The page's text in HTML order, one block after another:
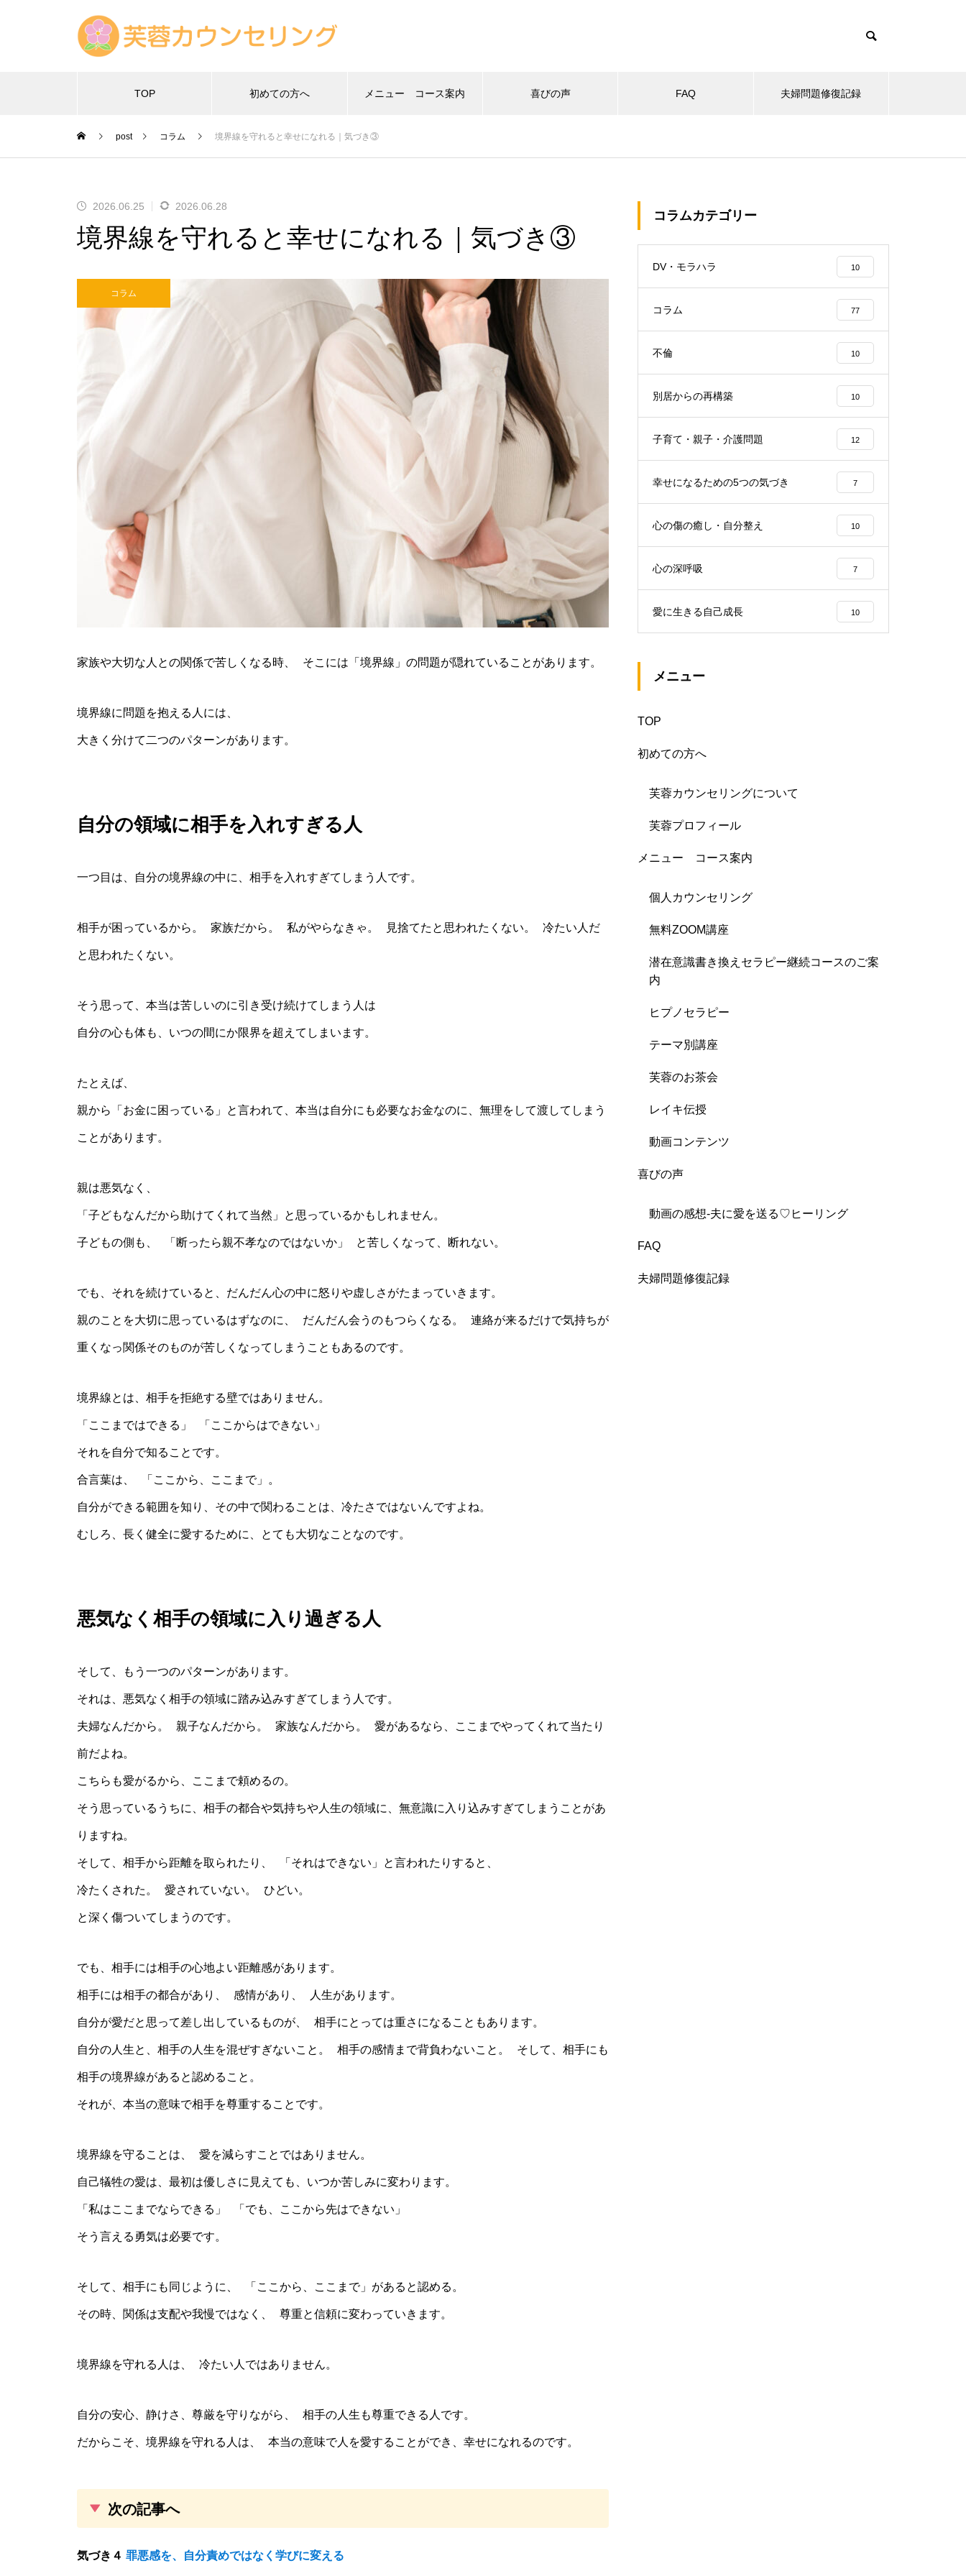
TOP 初めての方へ メニュー コース案内 喜びの声 FAQ 夫婦問題修復記録
post コラム 境界線を守れると幸せになれる｜気づき③
2026.06.25 2026.06.28
境界線を守れると幸せになれる｜気づき③
コラム
家族や大切な人との関係で苦しくなる時、 そこには「境界線」の問題が隠れていることがあります。
境界線に問題を抱える人には、
大きく分けて二つのパターンがあります。
自分の領域に相手を入れすぎる人
一つ目は、自分の境界線の中に、相手を入れすぎてしまう人です。
相手が困っているから。 家族だから。 私がやらなきゃ。 見捨てたと思われたくない。 冷たい人だ
と思われたくない。
そう思って、本当は苦しいのに引き受け続けてしまう人は
自分の心も体も、いつの間にか限界を超えてしまいます。
たとえば、
親から「お金に困っている」と言われて、本当は自分にも必要なお金なのに、無理をして渡してしまう
ことがあります。
親は悪気なく、
「子どもなんだから助けてくれて当然」と思っているかもしれません。
子どもの側も、 「断ったら親不孝なのではないか」 と苦しくなって、断れない。
でも、それを続けていると、だんだん心の中に怒りや虚しさがたまっていきます。
親のことを大切に思っているはずなのに、 だんだん会うのもつらくなる。 連絡が来るだけで気持ちが
重くなっ関係そのものが苦しくなってしまうこともあるのです。
境界線とは、相手を拒絶する壁ではありません。
「ここまではできる」 「ここからはできない」
それを自分で知ることです。
合言葉は、 「ここから、ここまで」。
自分ができる範囲を知り、その中で関わることは、冷たさではないんですよね。
むしろ、長く健全に愛するために、とても大切なことなのです。
悪気なく相手の領域に入り過ぎる人
そして、もう一つのパターンがあります。
それは、悪気なく相手の領域に踏み込みすぎてしまう人です。
夫婦なんだから。 親子なんだから。 家族なんだから。 愛があるなら、ここまでやってくれて当たり
前だよね。
こちらも愛がるから、ここまで頼めるの。
そう思っているうちに、相手の都合や気持ちや人生の領域に、無意識に入り込みすぎてしまうことがあ
りますね。
そして、相手から距離を取られたり、 「それはできない」と言われたりすると、
冷たくされた。 愛されていない。 ひどい。
と深く傷ついてしまうのです。
でも、相手には相手の心地よい距離感があります。
相手には相手の都合があり、 感情があり、 人生があります。
自分が愛だと思って差し出しているものが、 相手にとっては重さになることもあります。
自分の人生と、相手の人生を混ぜすぎないこと。 相手の感情まで背負わないこと。 そして、相手にも
相手の境界線があると認めること。
それが、本当の意味で相手を尊重することです。
境界線を守ることは、 愛を減らすことではありません。
自己犠牲の愛は、最初は優しさに見えても、いつか苦しみに変わります。
「私はここまでならできる」 「でも、ここから先はできない」
そう言える勇気は必要です。
そして、相手にも同じように、 「ここから、ここまで」があると認める。
その時、関係は支配や我慢ではなく、 尊重と信頼に変わっていきます。
境界線を守れる人は、 冷たい人ではありません。
自分の安心、静けさ、尊厳を守りながら、 相手の人生も尊重できる人です。
だからこそ、境界線を守れる人は、 本当の意味で人を愛することができ、幸せになれるのです。
次の記事へ
気づき４ 罪悪感を、自分責めではなく学びに変える
コラムカテゴリー
DV・モラハラ 10
コラム 77
不倫 10
別居からの再構築 10
子育て・親子・介護問題 12
幸せになるための5つの気づき 7
心の傷の癒し・自分整え 10
心の深呼吸 7
愛に生きる自己成長 10
メニュー
TOP
初めての方へ
芙蓉カウンセリングについて
芙蓉プロフィール
メニュー コース案内
個人カウンセリング
無料ZOOM講座
潜在意識書き換えセラピー継続コースのご案
内
ヒプノセラピー
テーマ別講座
芙蓉のお茶会
レイキ伝授
動画コンテンツ
喜びの声
動画の感想-夫に愛を送る♡ヒーリング
FAQ
夫婦問題修復記録